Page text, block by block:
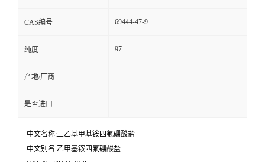
CAS编号 69444-47-9
纯度 97
产地/厂商
是否进口
中文名称:三乙基甲基铵四氟硼酸盐
中文别名:乙甲基铵四氟硼酸盐